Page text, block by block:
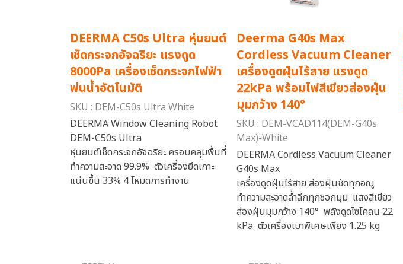
DEERMA C50s Ultra หุ่นยนต์
เช็ดกระจกอัจฉริยะ แรงดูด
8000Pa เครื่องเช็ดกระจกไฟฟ้า
พ่นน้ำอัตโนมัติ
SKU : DEM-C50s Ultra White
DEERMA Window Cleaning Robot
DEM-C50s Ultra
หุ่นยนต์เช็ดกระจกอัจฉริยะ ครอบคลุมพื้นที่
ทำความสะอาด 99.9% ตัวเครื่องยึดเกาะ
แน่นขึ้น 33% 4 โหมดการทำงาน
Deerma G40s Max
Cordless Vacuum Cleaner
เครื่องดูดฝุ่นไร้สาย แรงดูด
22kPa พร้อมไฟสีเขียวส่องฝุ่น
มุมกว้าง 140°
SKU : DEM-VCAD114(DEM-G40s
Max)-White
DEERMA Cordless Vacuum Cleaner
G40s Max
เครื่องดูดฝุ่นไร้สาย ส่องฝุ่นชัดทุกอณู
ทำความสะอาดล้ำลึกทุกซอกมุม แสงสีเขียว
ส่องฝุ่นมุมกว้าง 140° พลังดูดไซโคลน 22
kPa ตัวเครื่องเบาพิเศษเพียง 1.25 kg